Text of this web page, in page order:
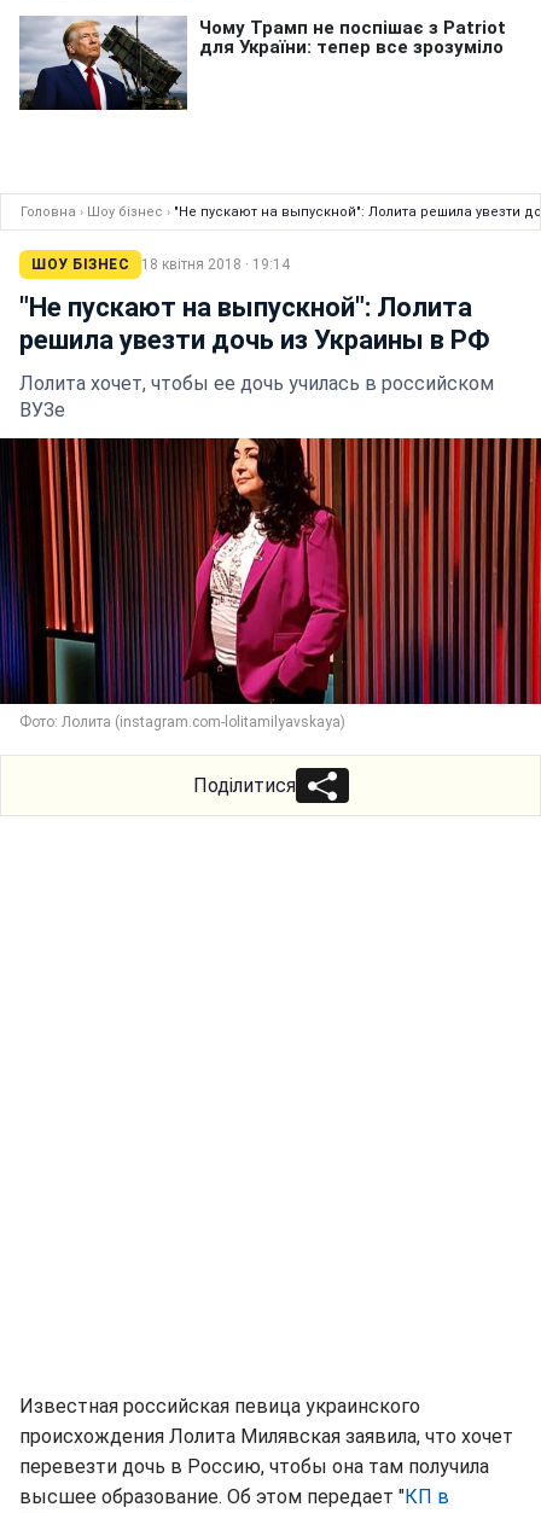
Головна › Шоу бізнес › "Не пускают на выпускной": Лолита решила увезти
ШОУ БІЗНЕС 18 квітня 2018 · 19:14
"Не пускают на выпускной": Лолита
решила увезти дочь из Украины в РФ
Лолита хочет, чтобы ее дочь училась в российском
ВУЗе
Фото: Лолита (instagram.com-lolitamilyavskaya)
Поділитися
Известная российская певица украинского
происхождения Лолита Милявская заявила, что хочет
перевезти дочь в Россию, чтобы она там получила
высшее образование. Об этом передает "КП в